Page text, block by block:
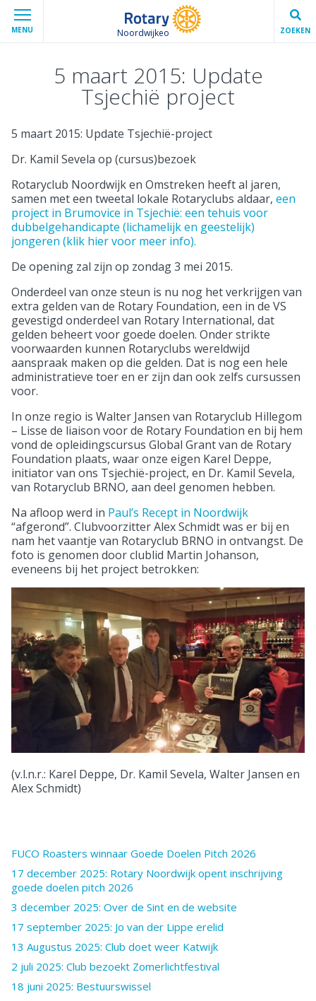
MENU Noordwijkeo ZOEKEN
5 maart 2015: Update
Tsjechië project
5 maart 2015: Update Tsjechië-project
Dr. Kamil Sevela op (cursus)bezoek
Rotaryclub Noordwijk en Omstreken heeft al jaren,
samen met een tweetal lokale Rotaryclubs aldaar, een
project in Brumovice in Tsjechië: een tehuis voor
dubbelgehandicapte (lichamelijk en geestelijk)
jongeren (klik hier voor meer info).
De opening zal zijn op zondag 3 mei 2015.
Onderdeel van onze steun is nu nog het verkrijgen van
extra gelden van de Rotary Foundation, een in de VS
gevestigd onderdeel van Rotary International, dat
gelden beheert voor goede doelen. Onder strikte
voorwaarden kunnen Rotaryclubs wereldwijd
aanspraak maken op die gelden. Dat is nog een hele
administratieve toer en er zijn dan ook zelfs cursussen
voor.
In onze regio is Walter Jansen van Rotaryclub Hillegom
– Lisse de liaison voor de Rotary Foundation en bij hem
vond de opleidingscursus Global Grant van de Rotary
Foundation plaats, waar onze eigen Karel Deppe,
initiator van ons Tsjechië-project, en Dr. Kamil Sevela,
van Rotaryclub BRNO, aan deel genomen hebben.
Na afloop werd in Paul’s Recept in Noordwijk
“afgerond”. Clubvoorzitter Alex Schmidt was er bij en
nam het vaantje van Rotaryclub BRNO in ontvangst. De
foto is genomen door clublid Martin Johanson,
eveneens bij het project betrokken:
(v.l.n.r.: Karel Deppe, Dr. Kamil Sevela, Walter Jansen en
Alex Schmidt)
FUCO Roasters winnaar Goede Doelen Pitch 2026
17 december 2025: Rotary Noordwijk opent inschrijving
goede doelen pitch 2026
3 december 2025: Over de Sint en de website
17 september 2025: Jo van der Lippe erelid
13 Augustus 2025: Club doet weer Katwijk
2 juli 2025: Club bezoekt Zomerlichtfestival
18 juni 2025: Bestuurswissel